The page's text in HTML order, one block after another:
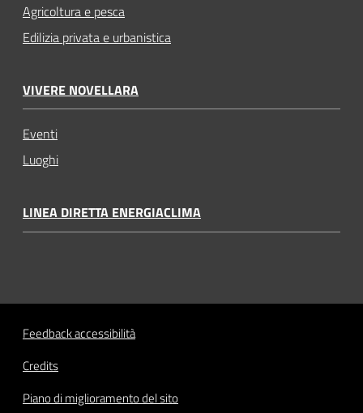
Agricoltura e pesca
Edilizia privata e urbanistica
VIVERE NOVELLARA
Eventi
Luoghi
LINEA DIRETTA ENERGIACLIMA
Feedback accessibilità
Credits
Piano di miglioramento del sito